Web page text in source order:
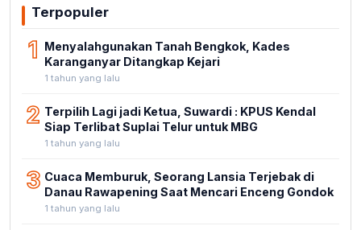
Terpopuler
1 Menyalahgunakan Tanah Bengkok, Kades
Karanganyar Ditangkap Kejari
1 tahun yang lalu
2 Terpilih Lagi jadi Ketua, Suwardi : KPUS Kendal
Siap Terlibat Suplai Telur untuk MBG
1 tahun yang lalu
3 Cuaca Memburuk, Seorang Lansia Terjebak di
Danau Rawapening Saat Mencari Enceng Gondok
1 tahun yang lalu